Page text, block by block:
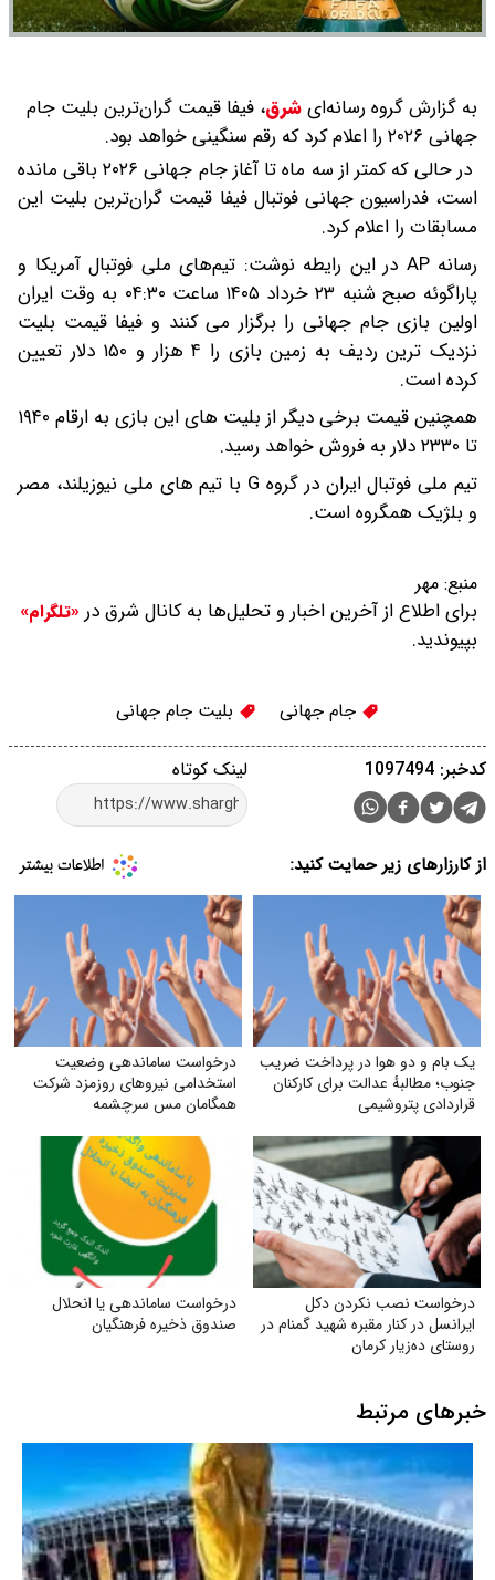
به گزارش گروه رسانه‌ایشرق، فیفا قیمت گران‌ترین بلیت جام
جهانی ۲۰۲۶ را اعلام کرد که رقم سنگینی خواهد بود.
در حالی که کمتر از سه ماه تا آغاز جام جهانی ۲۰۲۶ باقی مانده
است، فدراسیون جهانی فوتبال فیفا قیمت گران‌ترین بلیت این
مسابقات را اعلام کرد.
رسانه AP در این رایطه نوشت: تیم‌های ملی فوتبال آمریکا و
پاراگوئه صبح شنبه ۲۳ خرداد ۱۴۰۵ ساعت ۰۴:۳۰ به وقت ایران
اولین بازی جام جهانی را برگزار می کنند و فیفا قیمت بلیت
نزدیک ترین ردیف به زمین بازی را ۴ هزار و ۱۵۰ دلار تعیین
کرده است.
همچنین قیمت برخی دیگر از بلیت های این بازی به ارقام ۱۹۴۰
تا ۲۳۳۰ دلار به فروش خواهد رسید.
تیم ملی فوتبال ایران در گروه G با تیم های ملی نیوزیلند، مصر
و بلژیک همگروه است.
منبع: مهر
برای اطلاع از آخرین اخبار و تحلیل‌ها به کانال شرق در «تلگرام»
بپیوندید.
جام جهانی بلیت جام جهانی
لینک کوتاه کدخبر: 1097494
از کارزارهای زیر حمایت کنید:
یک بام و دو هوا در پرداخت ضریب
جنوب؛ مطالبهٔ عدالت برای کارکنان
قراردادی پتروشیمی
درخواست ساماندهی وضعیت
استخدامی نیروهای روزمزد شرکت
همگامان مس سرچشمه
درخواست نصب نکردن دکل
ایرانسل در کنار مقبره شهید گمنام در
روستای ده‌زیار کرمان
درخواست ساماندهی یا انحلال
صندوق ذخیره فرهنگیان
خبرهای مرتبط